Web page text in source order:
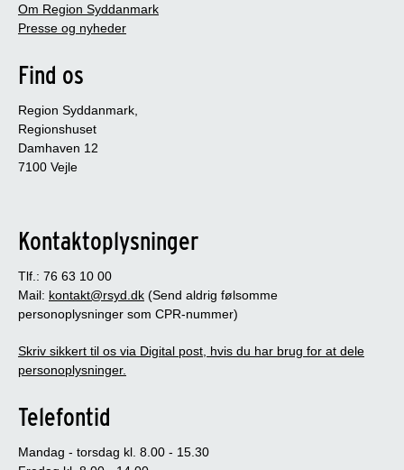
Om Region Syddanmark
Presse og nyheder
Find os
Region Syddanmark,
Regionshuset
Damhaven 12
7100 Vejle
Kontaktoplysninger
Tlf.: 76 63 10 00
Mail: kontakt@rsyd.dk (Send aldrig følsomme
personoplysninger som CPR-nummer)
Skriv sikkert til os via Digital post, hvis du har brug for at dele
personoplysninger.
Telefontid
Mandag - torsdag kl. 8.00 - 15.30